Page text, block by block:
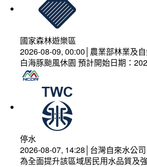
國家森林遊樂區
2026-08-09, 00:00│農業部林業及
白海豚颱風休園 預計開始日期：
停水
2026-08-07, 14:28│台灣自來水公司
為全面提升該區域居民用水品質及